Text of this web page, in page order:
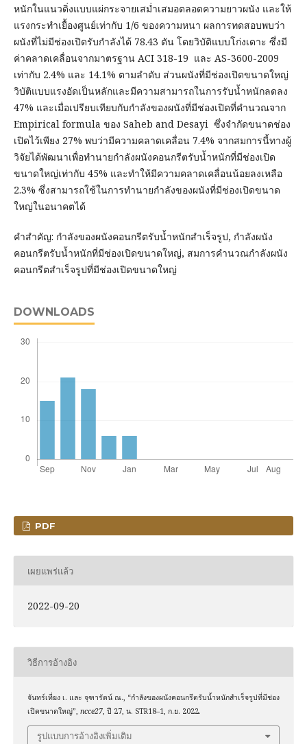
หนักในแนวดิ่งแบบแผ่กระจายเสม่ำเสมอตลอดความยาวผนัง และให้
แรงกระทำเยื้องศูนย์เท่ากับ 1/6 ของความหนา ผลการทดสอบพบว่า
ผนังที่ไม่มีช่องเปิดรับกำลังได้ 78.43 ตัน โดยวิบัติแบบโก่งเดาะ ซึ่งมี
ค่าคลาดเคลื่อนจากมาตรฐาน ACI 318-19 และ AS-3600-2009
เท่ากับ 2.4% และ 14.1% ตามลำดับ ส่วนผนังที่มีช่องเปิดขนาดใหญ่
วิบัติแบบแรงอัดเป็นหลักและมีความสามารถในการรับน้ำหนักลดลง
47% และเมื่อเปรียบเทียบกับกำลังของผนังที่มีช่องเปิดที่คำนวณจาก
Empirical formula ของ Saheb and Desayi ซึ่งจำกัดขนาดช่อง
เปิดไว้เพียง 27% พบว่ามีความคลาดเคลื่อน 7.4% จากสมการนี้ทางผู้
วิจัยได้พัฒนาเพื่อทำนายกำลังผนังคอนกรีตรับน้ำหนักที่มีช่องเปิด
ขนาดใหญ่เท่ากับ 45% และทำให้มีความคลาดเคลื่อนน้อยลงเหลือ
2.3% ซึ่งสามารถใช้ในการทำนายกำลังของผนังที่มีช่องเปิดขนาด
ใหญ่ในอนาคตได้
คำสำคัญ: กำลังของผนังคอนกรีตรับน้ำหนักสำเร็จรูป, กำลังผนัง
คอนกรีตรับน้ำหนักที่มีช่องเปิดขนาดใหญ่, สมการคำนวณกำลังผนัง
คอนกรีตสำเร็จรูปที่มีช่องเปิดขนาดใหญ่
DOWNLOADS
PDF
เผยแพร่แล้ว
2022-09-20
วิธีการอ้างอิง
จันทร์เที่ยง เ. และ จุฑารัตน์ ณ., “กำลังของผนังคอนกรีตรับน้ำหนักสำเร็จรูปที่มีช่อง
เปิดขนาดใหญ่”, ncce27, ปี 27, น. STR18–1, ก.ย. 2022.
รูปแบบการอ้างอิงเพิ่มเติม